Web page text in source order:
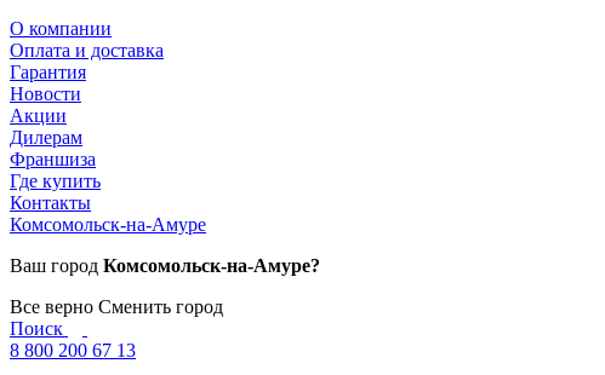
О компании
Оплата и доставка
Гарантия
Новости
Акции
Дилерам
Франшиза
Где купить
Контакты
Комсомольск-на-Амуре
Ваш город Комсомольск-на-Амуре?
Все верно Сменить город
Поиск
8 800 200 67 13